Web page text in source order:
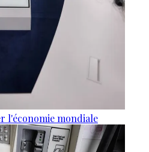
l'économie mondiale